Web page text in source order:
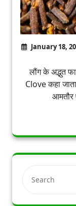
January 18,
लौंग के अद्भुत
Clove कहा
आमतौर